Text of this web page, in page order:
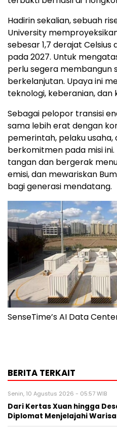
Hadirin sekalian, sebuah
University
sebesar 1,7 derajat
pada 2027. Untuk
perlu segera membangun
berkelanjutan. Upaya ini
teknologi, keberanian, dan
Sebagai pelopor transisi
sama lebih erat dengan
pemerintah, pelaku usaha,
berkomitmen pada misi
tangan dan bergerak
emisi, dan mewariskan
bagi generasi mendatang.
SenseTime’s AI Data
BERITA TERKAIT
Senin, 10 Agustus 2026 - 05:57 WIB
Dari Kertas Xuan hingga
Diplomat Menjelajahi